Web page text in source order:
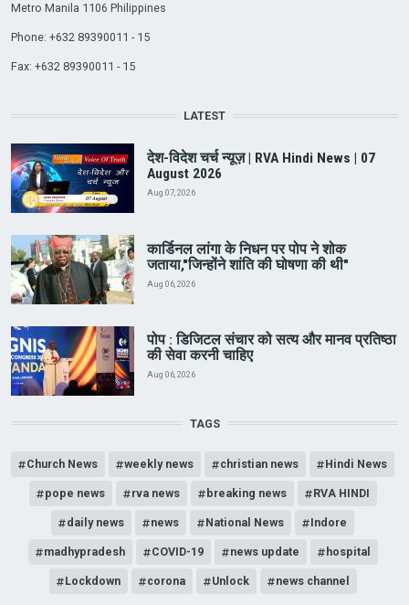
Metro Manila 1106 Philippines
Phone: +632 89390011 - 15
Fax: +632 89390011 - 15
LATEST
देश-विदेश चर्च न्यूज़ | RVA Hindi News | 07
August 2026
Aug 07, 2026
कार्डिनल लांगा के निधन पर पोप ने शोक
जताया,"जिन्होंने शांति की घोषणा की थी"
Aug 06, 2026
पोप : डिजिटल संचार को सत्य और मानव प्रतिष्ठा
की सेवा करनी चाहिए
Aug 06, 2026
TAGS
Church News weekly news christian news Hindi News
pope news rva news breaking news RVA HINDI
daily news news National News Indore
madhypradesh COVID-19 news update hospital
Lockdown corona Unlock news channel